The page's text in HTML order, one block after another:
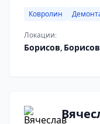
Ковролин
Локации:
Борисов,